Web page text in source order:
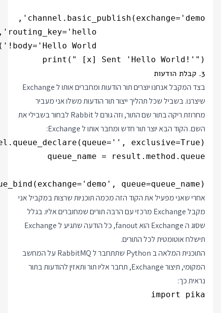
print(" [x] Sent 'Hello World!'")
3. קבלת הודעות
בצד המקבל אנחנו יוצרים תור הודעות ומחברים אותו ל Exchange
שיצרנו. בשביל שכל תהליך ייצור תור הודעות משלו אני מעביר
מחרוזת ריקה בתור שם התור, וזה גורם ל Rabbit לבחור בשבילי את
השם. הקוד הבא יוצר תור חדש ומחבר אותו ל Exchange:
queue=queue_name)
אחרי שאני מפעיל את הקוד הזה מכמה תוכניות שרצות במקביל אני
מקבל Exchange מרכזי עם הרבה תורים שמחוברים אליו. בגלל
שסוג ה Exchange הוא fanout, כל הודעה שתגיע ל Exchange
תישלח אוטומטית לכל התורים.
התוכנית המלאה ב Python שתתחבר ל RabbitMQ על המחשב
המקומי, תיצור Exchange, תחבר אליו תור ותאזין להודעות בתור
נראית כך: